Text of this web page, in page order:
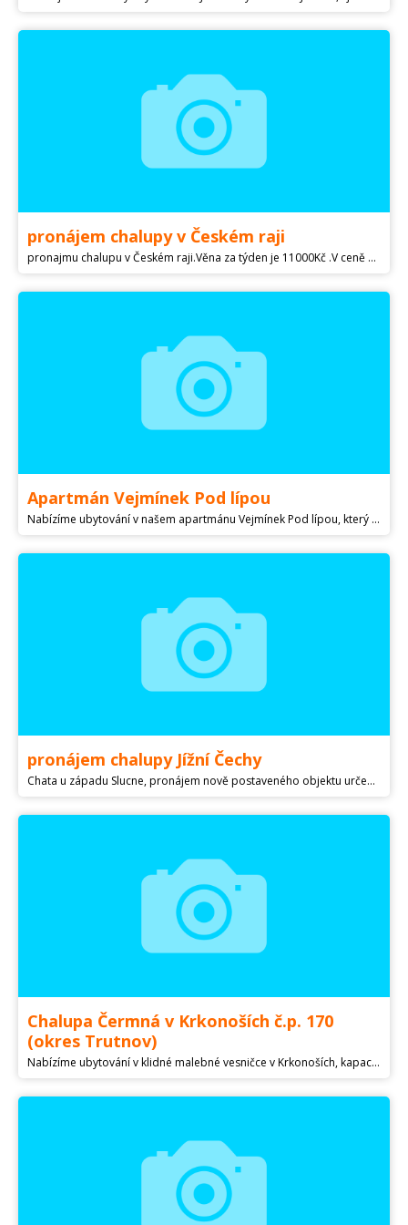
pronájem chalupy v Českém raji
pronajmu chalupu v Českém raji.Věna za týden je 11000Kč .V ceně nejsou zohledněna platby za energie a vodu.Ta se platí dle skutečně spotřeby.Kontakt na mne.,nebo případě zájmu najdete více info s fotek na E chalupy.Obj. c. 7607
Apartmán Vejmínek Pod lípou
Nabízíme ubytování v našem apartmánu Vejmínek Pod lípou, který se nachází v malebné vesničce Částkovice na Vysočině. Cena celého apartmánu za noc je v sezóně 1800 Kč a mimo sezónu 1400 Kč. Více informací na
pronájem chalupy Jížní Čechy
Chata u západu Slucne, pronájem nově postaveného objektu určeného k rekreaci, 2x ložnice, kuchyň s obývákem, koupelna... celková kapacita max. 5 osob, plne vybaveno, výhled na lesy směrem ke kouzelnému západu slunce, zahrada, grill, venkovni dětský koutek ... cena a více info mail : chatajiznicechy@ , tel:
Chalupa Čermná v Krkonoších č.p. 170
(okres Trutnov)
Nabízíme ubytování v klidné malebné vesničce v Krkonoších, kapacita max. 8 osob včetně přistýlky. Všechny 3 pokoje v prvním patře mají vlastní WC a koupelnu. Vybavená kuchyň a velká společná jídelna s TV v přízemí, WiFi. Lyžování do 20min Černý Důl, Černá hora, Jánské lázně. Pěší turistika, cyklostezky, koupaliště a restaurace v místě. Cena za den celá chalupa 2400 Kč, cena za týden celá chalupa 15 000 Kč. Jednotlivci noc a lůžko 500 Kč. tel. , e-mail: petrbris@